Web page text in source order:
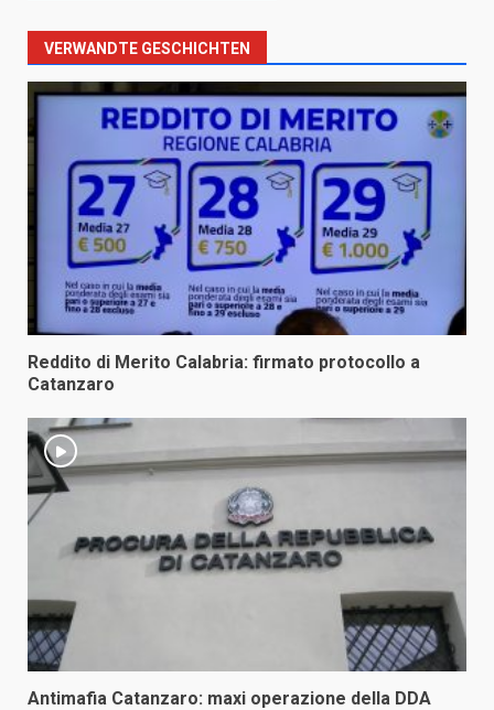
VERWANDTE GESCHICHTEN
Reddito di Merito Calabria: firmato protocollo a
Catanzaro
Antimafia Catanzaro: maxi operazione della DDA